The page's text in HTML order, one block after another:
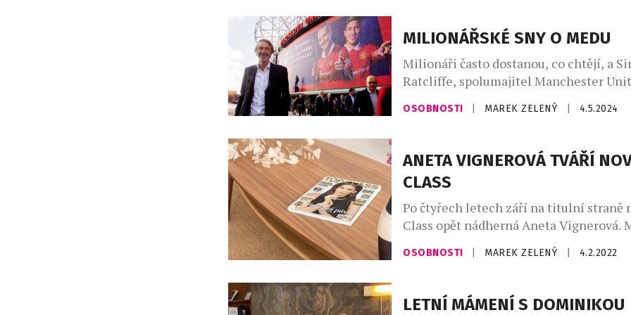
MILIONÁŘSKÉ SNY O MEDU
Milionáři často dostanou, co chtějí, a
Ratcliffe, spolumajitel Manchester
plánování vyhrál spor se sousedem
za společností Ineos a má majetek v
miliardy dolarů, byl obviněn z přeměny
sedmiakrového pozemku v Hampshire’s
OSOBNOSTI MAREK ZELENÝ 4.5.2024
ANETA VIGNEROVÁ TVÁŘÍ
CLASS
Po čtyřech letech září na titulní straně
Class opět nádherná Aneta Vignerová.
letošního ročníku prezentuje ve
briliantovým náhrdelníkem české
OSOBNOSTI MAREK ZELENÝ 4.2.2022
LETNÍ MÁMENÍ S DOMINIKOU